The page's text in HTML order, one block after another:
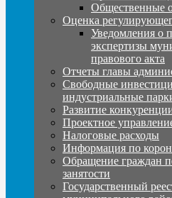
Общественные
Оценка
Уведомления о
экспертизы
правового акта
Отчеты главы
Свободные
индустриальные
Развитие
Проектное
Налоговые расходы
Информация по
Обращение граждан
занятости
Государственный